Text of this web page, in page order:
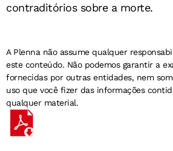
contraditórios sobre a morte.
A Plenna não assume qualquer
este conteúdo. Não podemos garantir a
fornecidas por outras entidades, nem
uso que você fizer das informações
qualquer material.